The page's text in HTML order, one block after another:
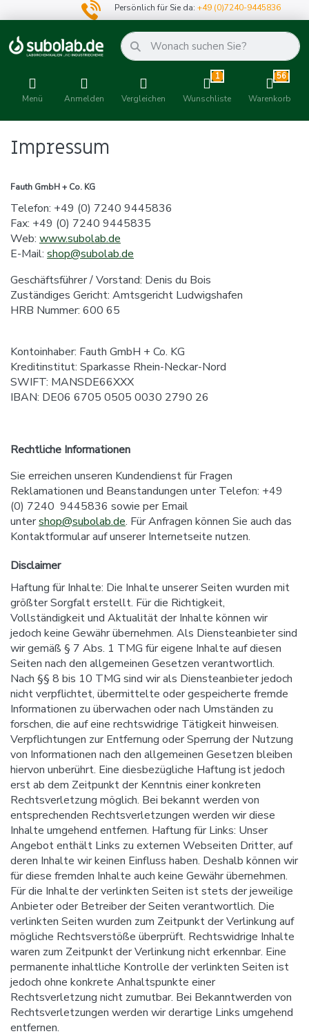
Persönlich für Sie da:+49 (0)7240-9445836
Menü Anmelden Vergleichen
1
Wunschliste
56
Warenkorb
Impressum
Fauth GmbH + Co. KG
Telefon: +49 (0) 7240 9445836
Fax: +49 (0) 7240 9445835
Web: www.subolab.de
E-Mail: shop@subolab.de
Geschäftsführer / Vorstand: Denis du Bois
Zuständiges Gericht: Amtsgericht Ludwigshafen
HRB Nummer: 600 65
Kontoinhaber: Fauth GmbH + Co. KG
Kreditinstitut: Sparkasse Rhein-Neckar-Nord
SWIFT: MANSDE66XXX
IBAN: DE06 6705 0505 0030 2790 26
Rechtliche Informationen
Sie erreichen unseren Kundendienst für Fragen
Reklamationen und Beanstandungen unter Telefon: +49
(0) 7240 9445836 sowie per Email
untershop@subolab.de. Für Anfragen können Sie auch das
Kontaktformular auf unserer Internetseite nutzen.
Disclaimer
Haftung für Inhalte: Die Inhalte unserer Seiten wurden mit
größter Sorgfalt erstellt. Für die Richtigkeit,
Vollständigkeit und Aktualität der Inhalte können wir
jedoch keine Gewähr übernehmen. Als Diensteanbieter sind
wir gemäß § 7 Abs. 1 TMG für eigene Inhalte auf diesen
Seiten nach den allgemeinen Gesetzen verantwortlich.
Nach §§ 8 bis 10 TMG sind wir als Diensteanbieter jedoch
nicht verpflichtet, übermittelte oder gespeicherte fremde
Informationen zu überwachen oder nach Umständen zu
forschen, die auf eine rechtswidrige Tätigkeit hinweisen.
Verpflichtungen zur Entfernung oder Sperrung der Nutzung
von Informationen nach den allgemeinen Gesetzen bleiben
hiervon unberührt. Eine diesbezügliche Haftung ist jedoch
erst ab dem Zeitpunkt der Kenntnis einer konkreten
Rechtsverletzung möglich. Bei bekannt werden von
entsprechenden Rechtsverletzungen werden wir diese
Inhalte umgehend entfernen. Haftung für Links: Unser
Angebot enthält Links zu externen Webseiten Dritter, auf
deren Inhalte wir keinen Einfluss haben. Deshalb können wir
für diese fremden Inhalte auch keine Gewähr übernehmen.
Für die Inhalte der verlinkten Seiten ist stets der jeweilige
Anbieter oder Betreiber der Seiten verantwortlich. Die
verlinkten Seiten wurden zum Zeitpunkt der Verlinkung auf
mögliche Rechtsverstöße überprüft. Rechtswidrige Inhalte
waren zum Zeitpunkt der Verlinkung nicht erkennbar. Eine
permanente inhaltliche Kontrolle der verlinkten Seiten ist
jedoch ohne konkrete Anhaltspunkte einer
Rechtsverletzung nicht zumutbar. Bei Bekanntwerden von
Rechtsverletzungen werden wir derartige Links umgehend
entfernen.